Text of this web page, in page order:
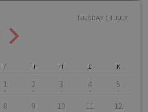
TUESDAY 14 JULY
Τ
1
Π
2
Π
3
Σ
4
Κ
5
8 9 10 11 12